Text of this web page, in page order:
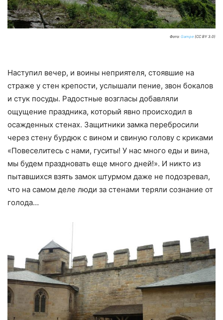
Фото: Gampe (CC BY 3.0)
Наступил вечер, и воины неприятеля, стоявшие на
страже у стен крепости, услышали пение, звон бокалов
и стук посуды. Радостные возгласы добавляли
ощущение праздника, который явно происходил в
осажденных стенах. Защитники замка перебросили
через стену бурдюк с вином и свиную голову с криками
«Повеселитесь с нами, гуситы! У нас много еды и вина,
мы будем праздновать еще много дней!». И никто из
пытавшихся взять замок штурмом даже не подозревал,
что на самом деле люди за стенами теряли сознание от
голода…